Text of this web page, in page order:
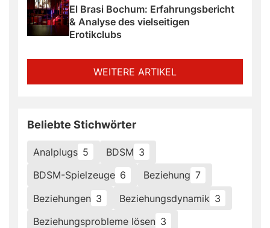
El Brasi Bochum: Erfahrungsbericht
& Analyse des vielseitigen
Erotikclubs
WEITERE ARTIKEL
Beliebte Stichwörter
Analplugs 5 BDSM 3
BDSM-Spielzeuge 6 Beziehung 7
Beziehungen 3 Beziehungsdynamik 3
Beziehungsprobleme lösen 3